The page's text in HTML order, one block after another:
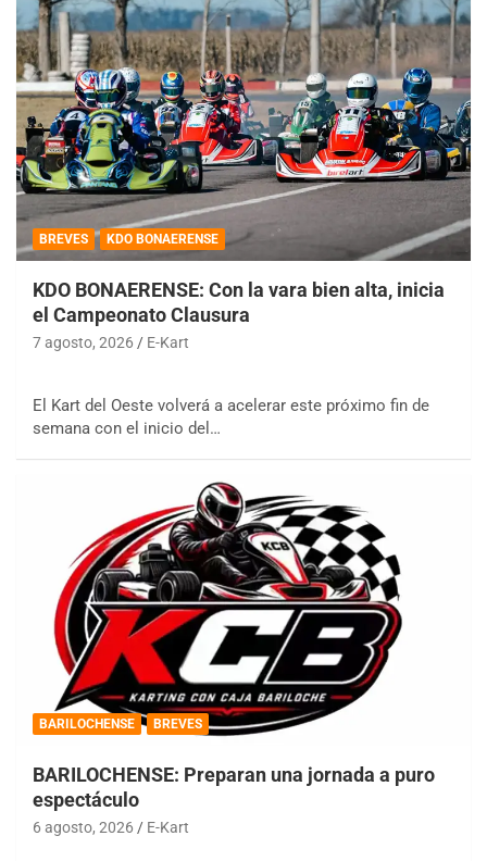
BREVES KDO BONAERENSE
KDO BONAERENSE: Con la vara bien alta, inicia
el Campeonato Clausura
7 agosto, 2026 E-Kart
El Kart del Oeste volverá a acelerar este próximo fin de
semana con el inicio del…
BARILOCHENSE BREVES
BARILOCHENSE: Preparan una jornada a puro
espectáculo
6 agosto, 2026 E-Kart